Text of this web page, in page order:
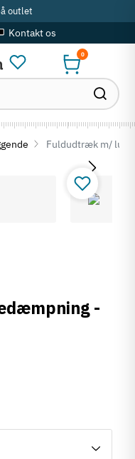
outlet
Kontakt os
0
Fuldudtræk m/
-